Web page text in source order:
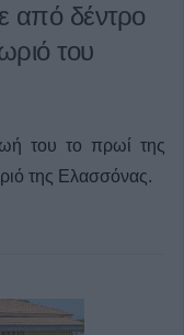
από δέντρο
του
του το πρωί της
της Ελασσόνας.